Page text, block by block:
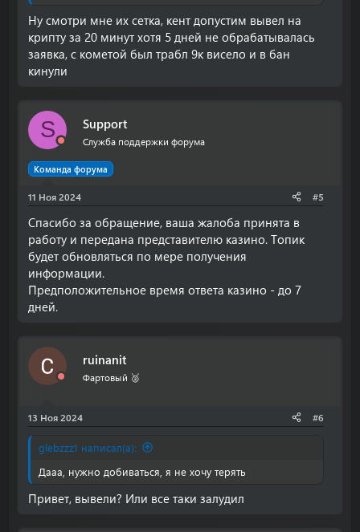
Ну смотри мне их сетка, кент допустим вывел на
крипту за 20 минут хотя 5 дней не обрабатывалась
заявка, с кометой был трабл 9к висело и в бан
кинули
S Support
Служба поддержки форума
Команда форума
11 Ноя 2024 #5
Спасибо за обращение, ваша жалоба принята в
работу и передана представителю казино. Топик
будет обновляться по мере получения
информации.
Предположительное время ответа казино - до 7
дней.
ruinanit
Фартовый 🥈
13 Ноя 2024 #6
glebzzz1 написал(а):
Дааа, нужно добиваться, я не хочу терять
Привет, вывели? Или все таки залудил